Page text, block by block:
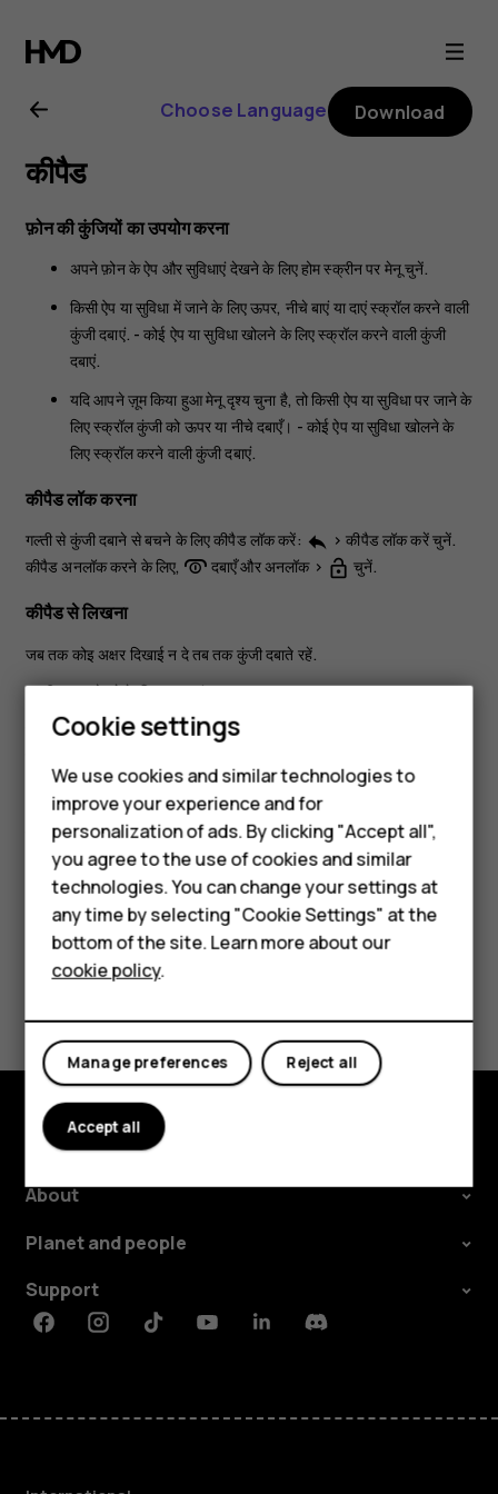
Nokia
106
4G
user
guide
Smartphones
Feature phones
Phones for kids
Accessories
HMD Terra M
For business
Tablets
Choose Language Download
कीपैड
फ़ोन की कुंजियों का उपयोग करना
अपने फ़ोन के ऐप और सुविधाएं देखने के लिए होम स्क्रीन पर मेनूचुनें.
किसी ऐप या सुविधा में जाने के लिए ऊपर, नीचे बाएं या दाएं स्क्रॉल करने वाली
कुंजी दबाएं. - कोई ऐप या सुविधा खोलने के लिए स्क्रॉल करने वाली कुंजी
दबाएं.
यदि आपने ज़ूम किया हुआ मेनू दृश्य चुना है, तो किसी ऐप या सुविधा पर जाने के
लिए स्क्रॉल कुंजी को ऊपर या नीचे दबाएँ। - कोई ऐप या सुविधा खोलने के
लिए स्क्रॉल करने वाली कुंजी दबाएं.
कीपैड लॉक करना
गल्ती से कुंजी दबाने से बचने के लिए कीपैड लॉक करें: reply >कीपैड लॉक करेंचुनें.
कीपैड अनलॉक करने के लिए,
दबाएँ औरअनलॉक> lock_open चुनें.
कीपैड से लिखना
जब तक कोइ अक्षर दिखाई न दे तब तक कुंजी दबाते रहें.
खाली जगह छोड़ने के लिए0दबाएं.
विशेष वर्ण या विराम चिह्न टाइप करने के लिए
अक्षरों के केस बदलने के लिए#दबाते रहें.
कोई संख्या टाइप करने के लिए नंबर वाली कुंजी दबाए रखें.
Yes No
Explore
About
Planet and people
Support
FacebookInstagramTiktokYoutubeLinkedinDiscord
Cookie settings
We use cookies and similar technologies to
improve your experience and for
personalization of ads. By clicking "Accept all",
you agree to the use of cookies and similar
technologies. You can change your settings at
any time by selecting "Cookie Settings" at the
bottom of the site. Learn more about our
cookie policy.
Reject all
Manage preferences
Accept all